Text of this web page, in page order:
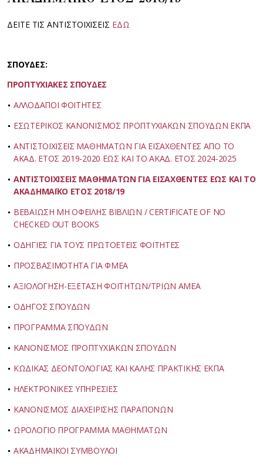
ΔΕΙΤΕ ΤΙΣ ΑΝΤΙΣΤΟΙΧΙΣΕΙΣ ΕΔΩ
ΣΠΟΥΔΕΣ:
ΠΡΟΠΤΥΧΙΑΚΕΣ ΣΠΟΥΔΕΣ
ΑΛΛΟΔΑΠΟΙ ΦΟΙΤΗΤΕΣ
ΕΣΩΤΕΡΙΚΟΣ ΚΑΝΟΝΙΣΜΟΣ ΠΡΟΠΤΥΧΙΑΚΩΝ ΣΠΟΥΔΩΝ ΕΚΠΑ
ΑΝΤΙΣΤΟΙΧΙΣΕΙΣ ΜΑΘΗΜΑΤΩΝ ΓΙΑ ΕΙΣΑΧΘΕΝΤΕΣ ΑΠΟ ΤΟ
ΑΚΑΔ. ΕΤΟΣ 2019-2020 ΕΩΣ ΚΑΙ ΤΟ ΑΚΑΔ. ΕΤΟΣ 2024-2025
ΑΝΤΙΣΤΟΙΧΙΣΕΙΣ ΜΑΘΗΜΑΤΩΝ ΓΙΑ ΕΙΣΑΧΘΕΝΤΕΣ ΕΩΣ ΚΑΙ ΤΟ
ΑΚΑΔΗΜΑΪΚΟ ΕΤΟΣ 2018/19
ΒΕΒΑΙΩΣΗ ΜΗ ΟΦΕΙΛΗΣ ΒΙΒΛΙΩΝ / CERTIFICATE OF NO
CHECKED OUT BOOKS
ΟΔΗΓΙΕΣ ΓΙΑ ΤΟΥΣ ΠΡΩΤΟΕΤΕΙΣ ΦΟΙΤΗΤΕΣ
ΠΡΟΣΒΑΣΙΜΟΤΗΤΑ ΓΙΑ ΦΜΕΑ
ΑΞΙΟΛΟΓΗΣΗ-ΕΞΕΤΑΣΗ ΦΟΙΤΗΤΩΝ/ΤΡΙΩΝ ΑΜΕΑ
ΟΔΗΓΟΣ ΣΠΟΥΔΩΝ
ΠΡΟΓΡΑΜΜΑ ΣΠΟΥΔΩΝ
ΚΑΝΟΝΙΣΜΟΣ ΠΡΟΠΤΥΧΙΑΚΩΝ ΣΠΟΥΔΩΝ
ΚΩΔΙΚΑΣ ΔΕΟΝΤΟΛΟΓΙΑΣ ΚΑΙ ΚΑΛΗΣ ΠΡΑΚΤΙΚΗΣ ΕΚΠΑ
ΗΛΕΚΤΡΟΝΙΚΕΣ ΥΠΗΡΕΣΙΕΣ
ΚΑΝΟΝΙΣΜΟΣ ΔΙΑΧΕΙΡΙΣΗΣ ΠΑΡΑΠΟΝΩΝ
ΩΡΟΛΟΓΙΟ ΠΡΟΓΡΑΜΜΑ ΜΑΘΗΜΑΤΩΝ
ΑΚΑΔΗΜΑΪΚΟΙ ΣΥΜΒΟΥΛΟΙ